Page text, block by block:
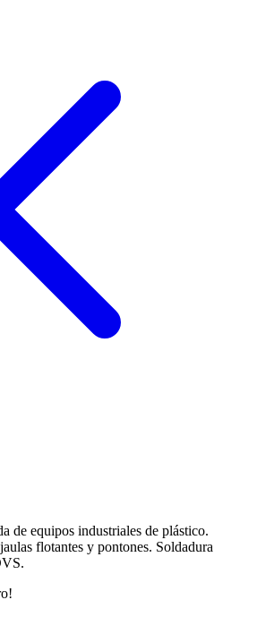
de equipos industriales de plástico.
flotantes y pontones. Soldadura